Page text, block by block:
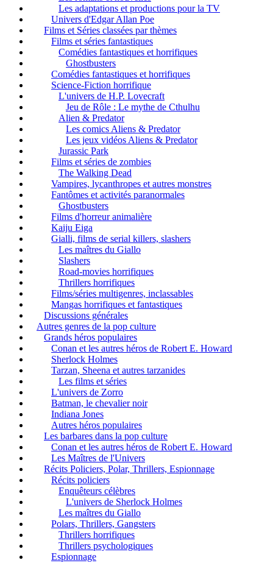
Les adaptations et productions pour la TV
Univers d'Edgar Allan Poe
Films et Séries classées par thèmes
Films et séries fantastiques
Comédies fantastiques et horrifiques
Ghostbusters
Comédies fantastiques et horrifiques
Science-Fiction horrifique
L'univers de H.P. Lovecraft
Jeu de Rôle : Le mythe de Cthulhu
Alien & Predator
Les comics Aliens & Predator
Les jeux vidéos Aliens & Predator
Jurassic Park
Films et séries de zombies
The Walking Dead
Vampires, lycanthropes et autres monstres
Fantômes et activités paranormales
Ghostbusters
Films d'horreur animalière
Kaiju Eiga
Gialli, films de serial killers, slashers
Les maîtres du Giallo
Slashers
Road-movies horrifiques
Thrillers horrifiques
Films/séries multigenres, inclassables
Mangas horrifiques et fantastiques
Discussions générales
Autres genres de la pop culture
Grands héros populaires
Conan et les autres héros de Robert E. Howard
Sherlock Holmes
Tarzan, Sheena et autres tarzanides
Les films et séries
L'univers de Zorro
Batman, le chevalier noir
Indiana Jones
Autres héros populaires
Les barbares dans la pop culture
Conan et les autres héros de Robert E. Howard
Les Maîtres de l'Univers
Récits Policiers, Polar, Thrillers, Espionnage
Récits policiers
Enquêteurs célèbres
L'univers de Sherlock Holmes
Les maîtres du Giallo
Polars, Thrillers, Gangsters
Thrillers horrifiques
Thrillers psychologiques
Espionnage